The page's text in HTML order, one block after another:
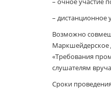
– дистанционное
Возможно
Маркшейдерское
«Требования
слушателям
Сроки